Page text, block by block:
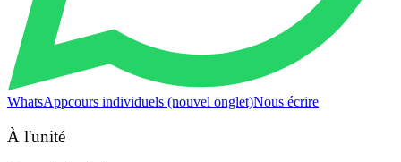
WhatsAppcours individuels (nouvel onglet)Nous écrire
À l'unité